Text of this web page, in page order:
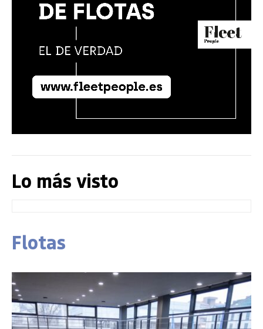
Lo más visto
Flotas